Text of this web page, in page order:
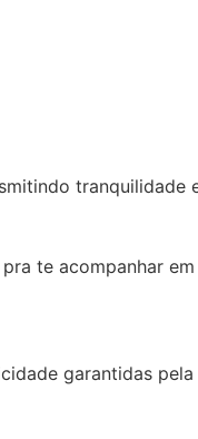
tranquilidade
te acompanhar
garantidas pela